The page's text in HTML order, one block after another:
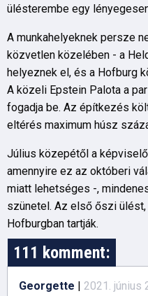
ülésterembe egy
A munkahelyeknek persze
közvetlen közelében - a
helyeznek el, és a Hofburg
A közeli Epstein Palota a
fogadja be. Az építkezés
eltérés maximum húsz
Július közepétől a
amennyire ez az októberi
miatt lehetséges -,
szünetel. Az első őszi
Hofburgban tartják.
111 komment:
Georgette | 2021. június